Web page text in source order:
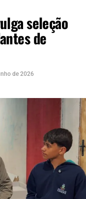
seleção
de
de 2026